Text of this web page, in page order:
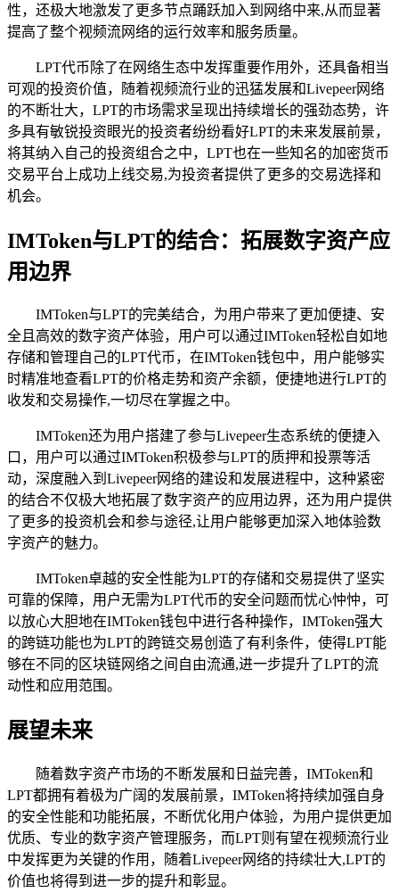
性，还极大地激发了更多节点踊跃加入到网络中来,从而显著
提高了整个视频流网络的运行效率和服务质量。
LPT代币除了在网络生态中发挥重要作用外，还具备相当
可观的投资价值，随着视频流行业的迅猛发展和Livepeer网络
的不断壮大，LPT的市场需求呈现出持续增长的强劲态势，许
多具有敏锐投资眼光的投资者纷纷看好LPT的未来发展前景，
将其纳入自己的投资组合之中，LPT也在一些知名的加密货币
交易平台上成功上线交易,为投资者提供了更多的交易选择和
机会。
IMToken与LPT的结合：拓展数字资产应
用边界
IMToken与LPT的完美结合，为用户带来了更加便捷、安
全且高效的数字资产体验，用户可以通过IMToken轻松自如地
存储和管理自己的LPT代币，在IMToken钱包中，用户能够实
时精准地查看LPT的价格走势和资产余额，便捷地进行LPT的
收发和交易操作,一切尽在掌握之中。
IMToken还为用户搭建了参与Livepeer生态系统的便捷入
口，用户可以通过IMToken积极参与LPT的质押和投票等活
动，深度融入到Livepeer网络的建设和发展进程中，这种紧密
的结合不仅极大地拓展了数字资产的应用边界，还为用户提供
了更多的投资机会和参与途径,让用户能够更加深入地体验数
字资产的魅力。
IMToken卓越的安全性能为LPT的存储和交易提供了坚实
可靠的保障，用户无需为LPT代币的安全问题而忧心忡忡，可
以放心大胆地在IMToken钱包中进行各种操作，IMToken强大
的跨链功能也为LPT的跨链交易创造了有利条件，使得LPT能
够在不同的区块链网络之间自由流通,进一步提升了LPT的流
动性和应用范围。
展望未来
随着数字资产市场的不断发展和日益完善，IMToken和
LPT都拥有着极为广阔的发展前景，IMToken将持续加强自身
的安全性能和功能拓展，不断优化用户体验，为用户提供更加
优质、专业的数字资产管理服务，而LPT则有望在视频流行业
中发挥更为关键的作用，随着Livepeer网络的持续壮大,LPT的
价值也将得到进一步的提升和彰显。